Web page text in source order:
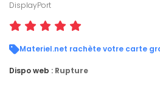
DisplayPort
Materiel.net rachète votre carte
Dispo web : Rupture